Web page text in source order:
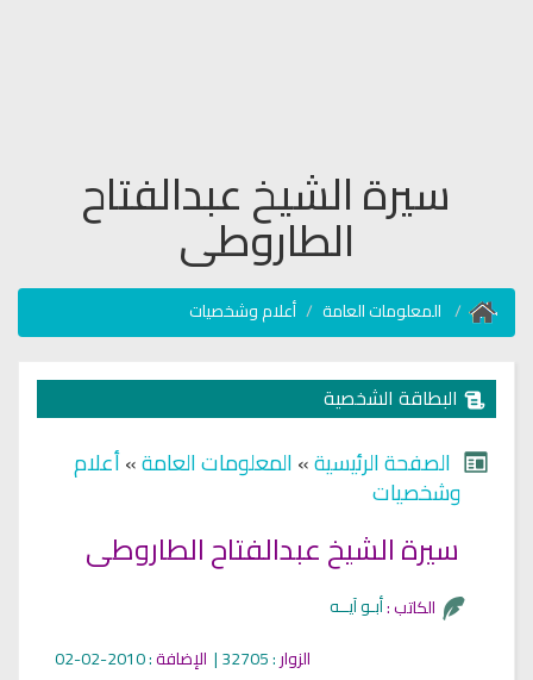
سيرة الشيخ عبدالفتاح
الطاروطى
المعلومات العامة أعلام وشخصيات
البطاقة الشخصية
الصفحة الرئيسية»المعلومات العامة»أعلام
وشخصيات
الكاتب :
الزوار: 32705 | الإضافة: 2010-02-02